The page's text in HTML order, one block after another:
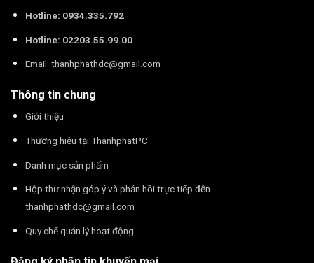
Hotline: 0934.335.792
Hotline: 02203.55.99.00
Email: thanhphathdc@gmail.com
Thông tin chung
Giới thiệu
Thương hiệu tại ThanhphatPC
Danh mục sản phẩm
Hộp thư nhận góp ý và phản hồi trực tiếp đến
thanhphathdc@gmail.com
Quy chế quản lý hoạt động